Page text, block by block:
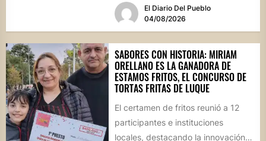
El Diario Del Pueblo
04/08/2026
SABORES CON HISTORIA: MIRIAM
ORELLANO ES LA GANADORA DE
ESTAMOS FRITOS, EL CONCURSO DE
TORTAS FRITAS DE LUQUE
El certamen de fritos reunió a 12
participantes e instituciones
locales, destacando la innovación